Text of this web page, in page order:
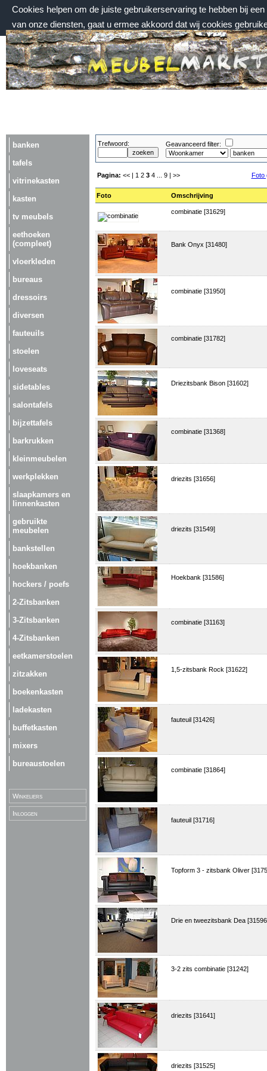
Cookies helpen om de juiste gebruikerservaring te hebben bij
van onze diensten, gaat u ermee akkoord dat wij cookies
vrijdag 7 augustus 2026, 16:55 uur
Welkom bij Meubelmarktplein.nl
banken
tafels
vitrinekasten
kasten
tv meubels
eethoeken
(compleet)
vloerkleden
bureaus
dressoirs
diversen
fauteuils
stoelen
loveseats
sidetables
salontafels
bijzettafels
barkrukken
kleinmeubelen
werkplekken
slaapkamers en
linnenkasten
gebruikte
meubelen
bankstellen
hoekbanken
hockers / poefs
2-Zitsbanken
3-Zitsbanken
4-Zitsbanken
eetkamerstoelen
zitzakken
boekenkasten
ladekasten
buffetkasten
mixers
bureaustoelen
Winkeliers
Inloggen
Trefwoord: Geavanceerd filter:
Pagina: << | 1 2 3 4 9 | >> Foto
Foto Omschrijving
combinatie [31629]
Bank Onyx [31480]
combinatie [31950]
combinatie [31782]
Driezitsbank Bison [31602]
combinatie [31368]
driezits [31656]
driezits [31549]
Hoekbank [31586]
combinatie [31163]
1,5-zitsbank Rock [31622]
fauteuil [31426]
combinatie [31864]
fauteuil [31716]
Topform 3 - zitsbank Oliver
Drie en tweezitsbank Dea
3-2 zits combinatie [31242]
driezits [31641]
driezits [31525]